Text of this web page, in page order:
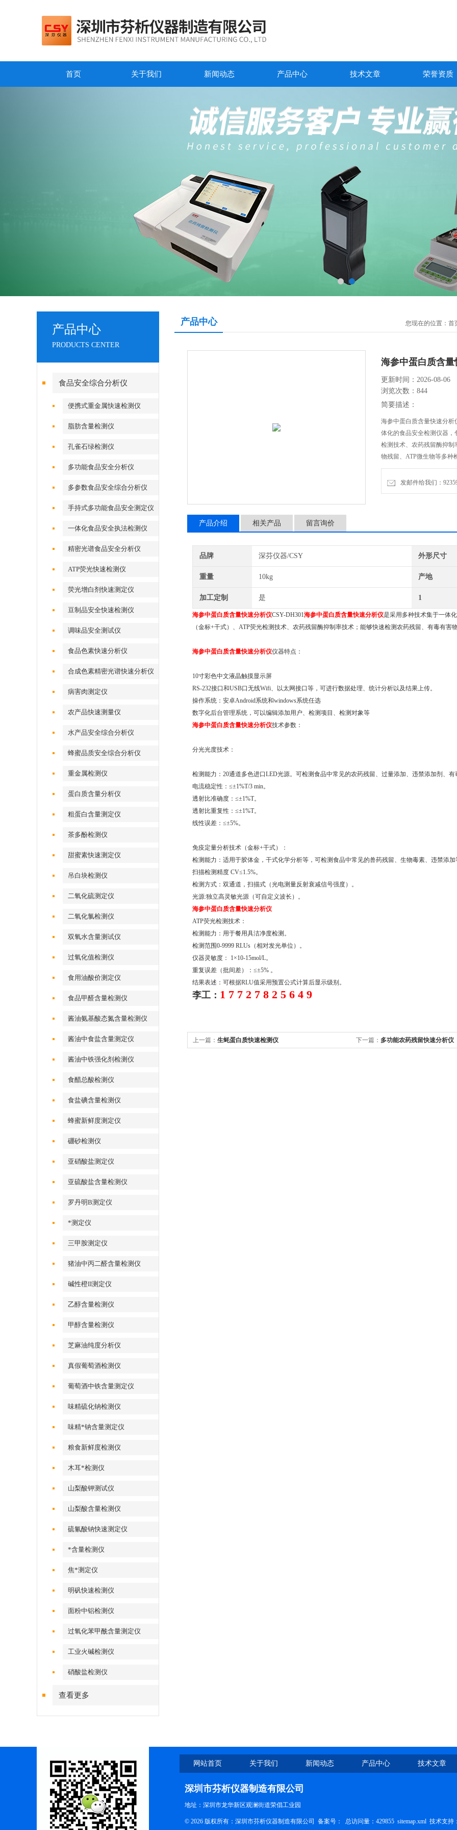
首页 关于我们 新闻动态 产品中心 技术文章 荣誉资质
产品中心
PRODUCTS CENTER
食品安全综合分析仪
便携式重金属快速检测仪
脂肪含量检测仪
孔雀石绿检测仪
多功能食品安全分析仪
多参数食品安全综合分析仪
手持式多功能食品安全测定仪
一体化食品安全执法检测仪
精密光谱食品安全分析仪
ATP荧光快速检测仪
荧光增白剂快速测定仪
豆制品安全快速检测仪
调味品安全测试仪
食品色素快速分析仪
合成色素精密光谱快速分析仪
病害肉测定仪
农产品快速测量仪
水产品安全综合分析仪
蜂蜜品质安全综合分析仪
重金属检测仪
蛋白质含量分析仪
粗蛋白含量测定仪
茶多酚检测仪
甜蜜素快速测定仪
吊白块检测仪
二氧化硫测定仪
二氧化氯检测仪
双氧水含量测试仪
过氧化值检测仪
食用油酸价测定仪
食品甲醛含量检测仪
酱油氨基酸态氮含量检测仪
酱油中食盐含量测定仪
酱油中铁强化剂检测仪
食醋总酸检测仪
食盐碘含量检测仪
蜂蜜新鲜度测定仪
硼砂检测仪
亚硝酸盐测定仪
亚硫酸盐含量检测仪
罗丹明B测定仪
*测定仪
三甲胺测定仪
猪油中丙二醛含量检测仪
碱性橙II测定仪
乙醇含量检测仪
甲醇含量检测仪
芝麻油纯度分析仪
真假葡萄酒检测仪
葡萄酒中铁含量测定仪
味精硫化钠检测仪
味精*钠含量测定仪
粮食新鲜度检测仪
木耳*检测仪
山梨酸钾测试仪
山梨酸含量检测仪
硫氰酸钠快速测定仪
*含量检测仪
焦*测定仪
明矾快速检测仪
面粉中铝检测仪
过氧化苯甲酰含量测定仪
工业火碱检测仪
硝酸盐检测仪
查看更多
产品中心 您现在的位置： 首
海参中蛋白质含
更新时间：2026-08-06
浏览次数：844
简要描述：
海参中蛋白质含量快速分析
体化的食品安全检测仪器
检测技术、农药残留酶抑
物残留、ATP微生物等多种
发邮件给我们：
产品介绍 相关产品 留言询价
品牌 深芬仪器/CSY 外形尺寸
重量 10kg 产地
加工定制 是 1
海参中蛋白质含量快速分析仪CSY-DH301海参中蛋白质含量快速分析仪是采用多种技术集于一体
（金标+干式）、ATP荧光检测技术、农药残留酶抑制率技术；能够快速检测农药残留、有毒有害
海参中蛋白质含量快速分析仪仪器特点：
10寸彩色中文液晶触摸显示屏
RS-232接口和USB口无线Wifi、以太网接口等，可进行数据处理、统计分析以及结果上传。
操作系统：安卓Android系统和windows系统任选
数字化后台管理系统，可以编辑添加用户、检测项目、检测对象等
海参中蛋白质含量快速分析仪技术参数：
分光光度技术：
检测能力：20通道多色进口LED光源。可检测食品中常见的农药残留、过量添加、违禁添加剂、有
电流稳定性：≤±1%T/3 min。
透射比准确度：≤±1%T。
透射比重复性：≤±1%T。
线性误差：≤±5%。
免疫定量分析技术（金标+干式）：
检测能力：适用于胶体金，干式化学分析等，可检测食品中常见的兽药残留、生物毒素、违禁添加
扫描检测精度 CV≤1.5%。
检测方式：双通道，扫描式（光电测量反射衰减信号强度）。
光源:独立高灵敏光源（可自定义波长）。
海参中蛋白质含量快速分析仪
ATP荧光检测技术：
检测能力：用于餐用具洁净度检测。
检测范围0-9999 RLUs（相对发光单位）。
仪器灵敏度： 1×10-15mol/L。
重复误差（批间差）：≤±5% 。
结果表述：可根据RLU值采用预置公式计算后显示级别。
李工： 1 7 7 2 7 8 2 5 6 4 9
上一篇： 生蚝蛋白质快速检测仪 下一篇： 多功能农药残留快速分析仪
网站首页 关于我们 新闻动态 产品中心 技术文章
深圳市芬析仪器制造有限公司
地址：深圳市龙华新区观澜街道荣倡工业园
© 2026 版权所有：深圳市芬析仪器制造有限公司 备案号： 总访问量：429855 sitemap.xml 技术支持：